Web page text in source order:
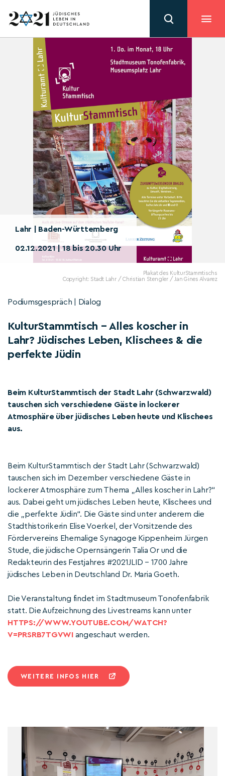
Lahr | Baden-Württemberg
02.12.2021 | 18 bis 20.30 Uhr
Plakat des KulturStammtischs
Copyright: Stadt Lahr / Christian Stengler / Jan Gines Alvarez
Podiumsgespräch | Dialog
KulturStammtisch – Alles koscher in
Lahr? Jüdisches Leben, Klischees & die
perfekte Jüdin
Beim KulturStammtisch der Stadt Lahr (Schwarzwald)
tauschen sich verschiedene Gäste in lockerer
Atmosphäre über jüdisches Leben heute und Klischees
aus.
Beim KulturStammtisch der Stadt Lahr (Schwarzwald)
tauschen sich im Dezember verschiedene Gäste in
lockerer Atmosphäre zum Thema „Alles koscher in Lahr?“
aus. Dabei geht um jüdisches Leben heute, Klischees und
die „perfekte Jüdin“. Die Gäste sind unter anderem die
Stadthistorikerin Elise Voerkel, der Vorsitzende des
Fördervereins Ehemalige Synagoge Kippenheim Jürgen
Stude, die jüdische Opernsängerin Talia Or und die
Redakteurin des Festjahres #2021JLID – 1700 Jahre
jüdisches Leben in Deutschland Dr. Maria Goeth.
Die Veranstaltung findet im Stadtmuseum Tonofenfabrik
statt. Die Aufzeichnung des Livestreams kann unter
HTTPS://WWW.YOUTUBE.COM/WATCH?
V=PRSRB7TGVWIangeschaut werden.
WEITERE INFOS HIER